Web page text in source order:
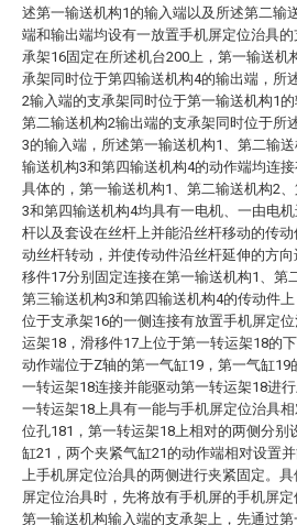
述第一输送机构1的输入端以及所述第二输
端和输出端均设有一放置手机屏定位治具的
承架16固定在所述机台200上，第一输送机
承架同时位于第四输送机构4的输出端，所
2输入端的支承架同时位于第一输送机构1
第二输送机构2输出端的支承架同时位于所
3的输入端，所述第一输送机构1、第二输
输送机构3和第四输送机构4的动作端均连接
具体的，第一输送机构1、第二输送机构2
3和第四输送机构4均具有一电机、一由电
杆以及套设在丝杆上并能沿丝杆移动的传
动丝杆转动，并使传动件沿丝杆延伸的方
移件17分别固定连接在第一输送机构1、第
第三输送机构3和第四输送机构4的传动件
位于支承架16的一侧连接有放置手机屏定
运架18，滑移件17上位于第一转运架18的
动作端位于Z轴的第一气缸19，第一气缸19
一转运架18连接并能驱动第一转运架18进
一转运架18上具有一能与手机屏定位治具
位孔181，第一转运架18上相对的两侧分别
缸21，两个夹紧气缸21的动作端相对设置
上手机屏定位治具的两侧进行夹紧固定。
屏定位治具时，先将放有手机屏的手机屏
第一输送机构输入端的支承架上，先通过第